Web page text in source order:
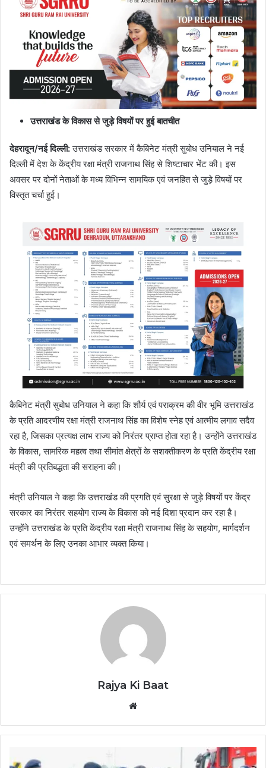
उत्तराखंड के विकास से जुड़े विषयों पर हुई बातचीत
देहरादून/नई दिल्ली:उत्तराखंड सरकार में कैबिनेट मंत्री सुबोध उनियाल ने नई
दिल्ली में देश के केंद्रीय रक्षा मंत्री राजनाथ सिंह से शिष्टाचार भेंट की। इस
अवसर पर दोनों नेताओं के मध्य विभिन्न सामयिक एवं जनहित से जुड़े विषयों पर
विस्तृत चर्चा हुई।
कैबिनेट मंत्री सुबोध उनियाल ने कहा कि शौर्य एवं पराक्रम की वीर भूमि उत्तराखंड
के प्रति आदरणीय रक्षा मंत्री राजनाथ सिंह का विशेष स्नेह एवं आत्मीय लगाव सदैव
रहा है, जिसका प्रत्यक्ष लाभ राज्य को निरंतर प्राप्त होता रहा है। उन्होंने उत्तराखंड
के विकास, सामरिक महत्व तथा सीमांत क्षेत्रों के सशक्तीकरण के प्रति केंद्रीय रक्षा
मंत्री की प्रतिबद्धता की सराहना की।
मंत्री उनियाल ने कहा कि उत्तराखंड की प्रगति एवं सुरक्षा से जुड़े विषयों पर केंद्र
सरकार का निरंतर सहयोग राज्य के विकास को नई दिशा प्रदान कर रहा है।
उन्होंने उत्तराखंड के प्रति केंद्रीय रक्षा मंत्री राजनाथ सिंह के सहयोग, मार्गदर्शन
एवं समर्थन के लिए उनका आभार व्यक्त किया।
Rajya Ki Baat